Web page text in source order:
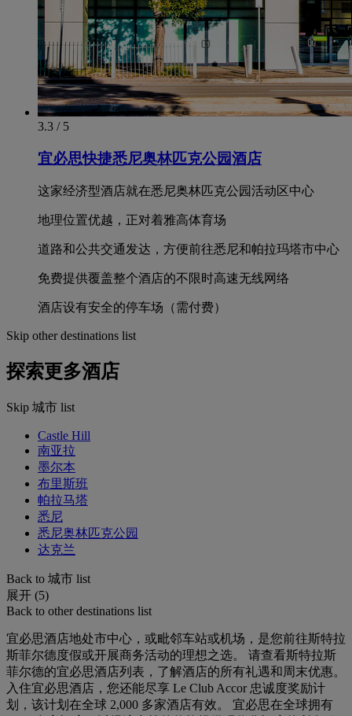
3.3 / 5
宜必思快捷悉尼奥林匹克公园酒店
这家经济型酒店就在悉尼奥林匹克公园活动区中心
地理位置优越，正对着雅高体育场
道路和公共交通发达，方便前往悉尼和帕拉玛塔市中心
免费提供覆盖整个酒店的不限时高速无线网络
酒店设有安全的停车场（需付费）
Skip other destinations list
探索更多酒店
Skip 城市 list
Castle Hill
南亚拉
墨尔本
布里斯班
帕拉马塔
悉尼
悉尼奥林匹克公园
达克兰
Back to 城市 list
展开 (5)
Back to other destinations list
宜必思酒店地处市中心，或毗邻车站或机场，是您前往斯特拉
斯菲尔德度假或开展商务活动的理想之选。 请查看斯特拉斯
菲尔德的宜必思酒店列表，了解酒店的所有礼遇和周末优惠。
入住宜必思酒店，您还能尽享 Le Club Accor 忠诚度奖励计
划，该计划在全球 2,000 多家酒店有效。 宜必思在全球拥有